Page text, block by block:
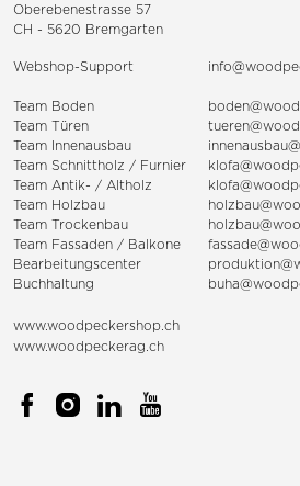
Oberebenestrasse 57
CH - 5620 Bremgarten
Webshop-Support
Team Boden
Team Türen
Team Innenausbau
Team Schnittholz / Furnier
Team Antik- / Altholz
Team Holzbau
Team Trockenbau
Team Fassaden / Balkone
Bearbeitungscenter
Buchhaltung
www.woodpeckershop.ch
www.woodpeckerag.ch